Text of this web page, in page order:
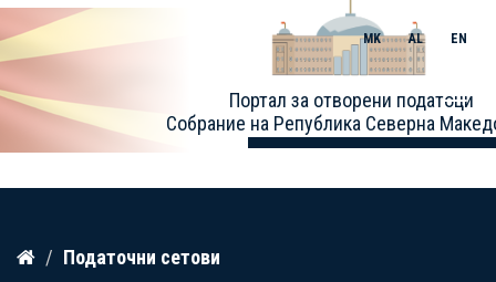
Прескокнете
Портал за отворени податоци
Собрание на Република Северна
MK AL EN
Toggle
Податочни сетови